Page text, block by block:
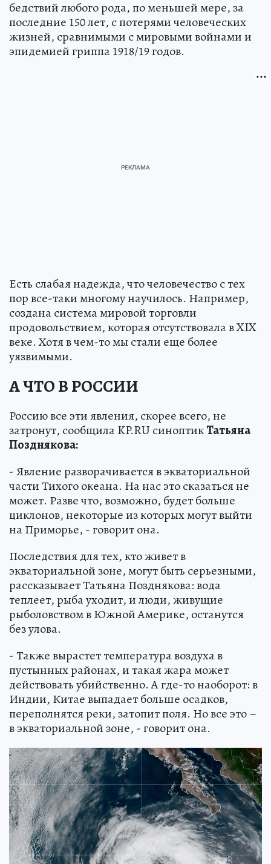
бедствий любого рода, по меньшей мере, за
последние 150 лет, с потерями человеческих
жизней, сравнимыми с мировыми войнами и
эпидемией гриппа 1918/19 годов.
Есть слабая надежда, что человечество с тех
пор все-таки многому научилось. Например,
создана система мировой торговли
продовольствием, которая отсутствовала в XIX
веке. Хотя в чем-то мы стали еще более
уязвимыми.
А ЧТО В РОССИИ
Россию все эти явления, скорее всего, не
затронут, сообщила KP.RU синоптикТатьяна
Позднякова:
- Явление разворачивается в экваториальной
части Тихого океана. На нас это сказаться не
может. Разве что, возможно, будет больше
циклонов, некоторые из которых могут выйти
на Приморье, - говорит она.
Последствия для тех, кто живет в
экваториальной зоне, могут быть серьезными,
рассказывает Татьяна Позднякова: вода
теплеет, рыба уходит, и люди, живущие
рыболовством в Южной Америке, останутся
без улова.
- Также вырастет температура воздуха в
пустынных районах, и такая жара может
действовать убийственно. А где-то наоборот: в
Индии, Китае выпадает больше осадков,
переполнятся реки, затопит поля. Но все это –
в экваториальной зоне, - говорит она.